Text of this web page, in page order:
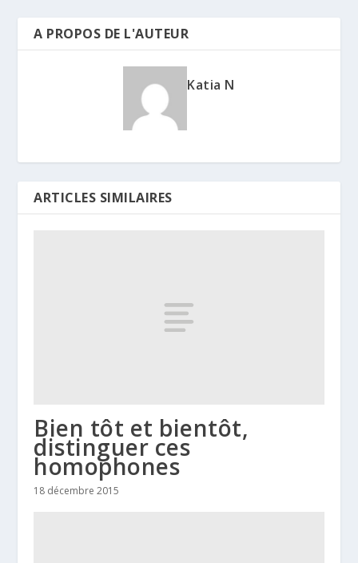
A PROPOS DE L'AUTEUR
Katia N
ARTICLES SIMILAIRES
Bien tôt et bientôt,
distinguer ces
homophones
18 décembre 2015